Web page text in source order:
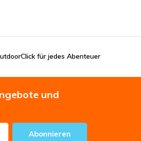
für jedes Abenteuer
und
Abonnieren